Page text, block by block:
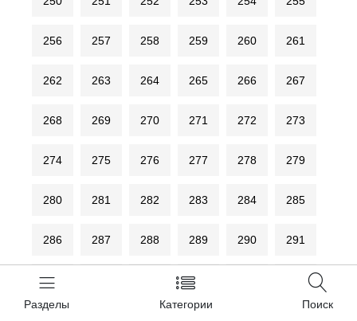
Разделы Категории Поиск
256 257 258 259 260 261
262 263 264 265 266 267
268 269 270 271 272 273
274 275 276 277 278 279
280 281 282 283 284 285
286 287 288 289 290 291
292 295